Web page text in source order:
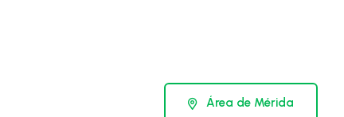
Área de Mérida